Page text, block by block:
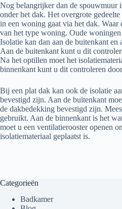
Nog belangrijker dan de spouwmuur
onder het dak. Het overgrote
in een woning gaat via het dak. Waar
van het type woning. Oude woningen
Isolatie kan dan aan de buitenkant
Aan de buitenkant kunt u dit
Na het optillen moet het
binnenkant kunt u dit controleren
Bij een plat dak kan ook de isolatie
bevestigd zijn. Aan de buitenkant
de dakbedekking bevestigd zijn.
gebruikt. Aan de binnenkant is het
moet u een ventilatierooster openen
isolatiemateriaal geplaatst is.
Categorieën
Badkamer